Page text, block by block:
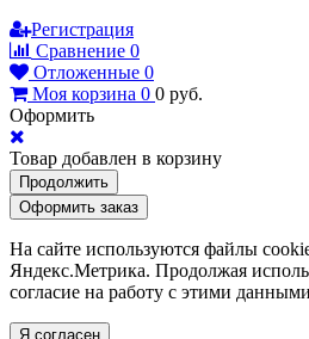
Регистрация
Сравнение 0
Отложенные 0
Моя корзина 0 0 руб.
Оформить
Товар добавлен в корзину
Продолжить
Оформить заказ
На сайте используются файлы
Яндекс.Метрика. Продолжая
согласие на работу с этими
Я согласен